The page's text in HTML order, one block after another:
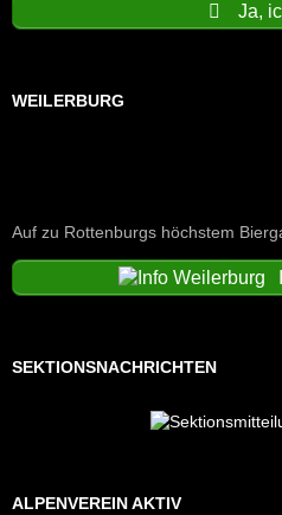
Ja,
WEILERBURG
Auf zu Rottenburgs höchstem
SEKTIONSNACHRICHTEN
ALPENVEREIN AKTIV